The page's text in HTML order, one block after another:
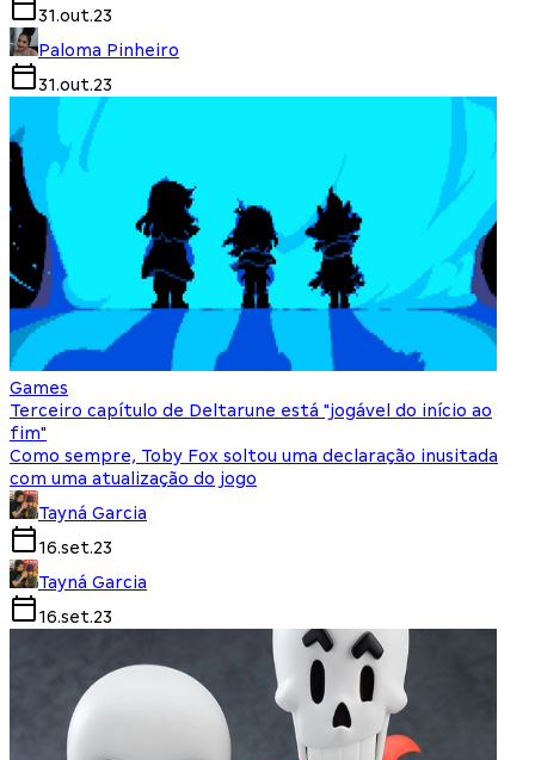
31.out.23
Paloma Pinheiro
31.out.23
Games
Terceiro capítulo de Deltarune está "jogável do início ao
fim"
Como sempre, Toby Fox soltou uma declaração inusitada
com uma atualização do jogo
Tayná Garcia
16.set.23
Tayná Garcia
16.set.23